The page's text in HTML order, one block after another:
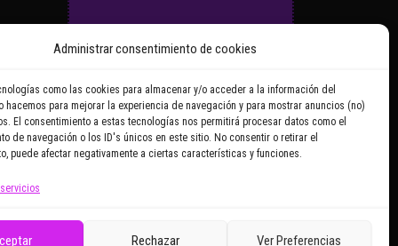
Administrar consentimiento de cookies
como las cookies para almacenar y/o acceder a la información del
hacemos para mejorar la experiencia de navegación y para mostrar anuncios (no)
El consentimiento a estas tecnologías nos permitirá procesar datos como el
de navegación o los ID's únicos en este sitio. No consentir o retirar el
puede afectar negativamente a ciertas características y funciones.
Rechazar Ver Preferencias
en
Doy mi consentimiento para
recibir correos electrónicos